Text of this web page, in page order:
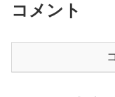
コメント